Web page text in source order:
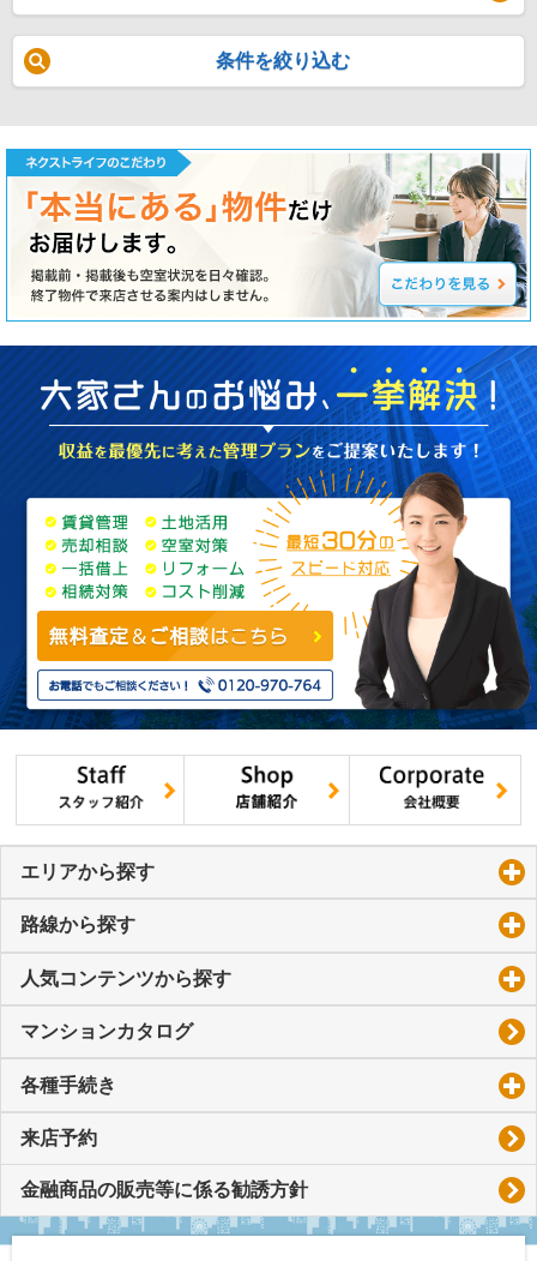
条件を絞り込む
エリアから探す
路線から探す
人気コンテンツから探す
マンションカタログ
各種手続き
来店予約
金融商品の販売等に係る勧誘方針